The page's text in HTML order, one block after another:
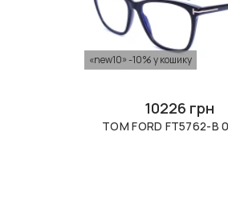
«new10» -10% у кошику
10226 грн
TOM FORD FT5762-B